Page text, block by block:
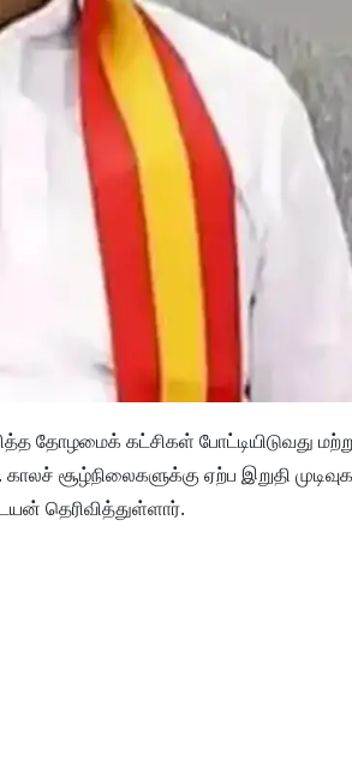
தோழமைக் கட்சிகள் போட்டியிடுவது
சூழ்நிலைகளுக்கு ஏற்ப இறுதி
தெரிவித்துள்ளார்.